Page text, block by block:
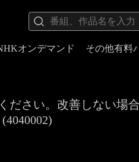
オンデマンド その他有料
さい。改善しない場